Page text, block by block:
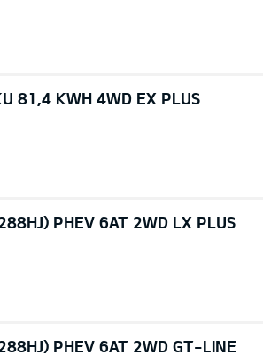
81,4 KWH 4WD EX PLUS
PHEV 6AT 2WD LX PLUS
PHEV 6AT 2WD GT-LINE